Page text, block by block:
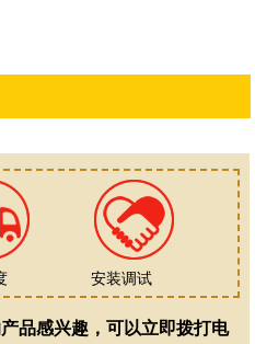
安装调试
品感兴趣，可以立即拨打电